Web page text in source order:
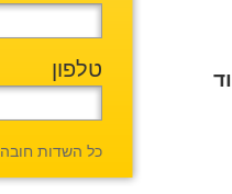
טלפון
כל השדות חובה